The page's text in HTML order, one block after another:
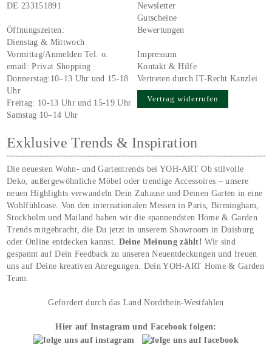
DE 233151891
Öffnungszeiten:
Dienstag & Mittwoch
Vormittag/Anmelden Tel. o.
email:Privat Shopping
Donnerstag:10–13 Uhr und 15-18
Uhr
Freitag: 10-13 Uhr und 15-19 Uhr
Samstag 10–14 Uhr
Newsletter
Gutscheine
Bewertungen
Impressum
Kontakt & Hilfe
Vertreten durch IT-Recht Kanzlei
Vertrag widerrufen
Exklusive Trends & Inspiration
Die neuesten Wohn- und Gartentrends bei YOH‑ART Ob stilvolle
Deko, außergewöhnliche Möbel oder trendige Accessoires – unsere
neuen Highlights verwandeln Dein Zuhause und Deinen Garten in eine
Wohlfühloase. Von den internationalen Messen in Paris, Birmingham,
Stockholm und Mailand haben wir die spannendsten Home & Garden
Trends mitgebracht, die Du jetzt in unserem Showroom in Duisburg
oder Online entdecken kannst. Deine Meinung zählt!Wir sind
gespannt auf Dein Feedback zu unseren Neuentdeckungen und freuen
uns auf Deine kreativen Anregungen. Dein YOH‑ART Home & Garden
Team.
Gefördert durch das Land Nordrhein-Westfahlen
Hier auf Instagram und Facebook folgen: